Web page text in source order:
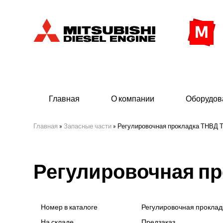
Главная О компании
- Индустриального исполнения
- ДГУ
-
(380
Главная » Запасные части » Регулировочная прокладка ТНВД
Регулировочная
Номер в каталоге
Регулировочная